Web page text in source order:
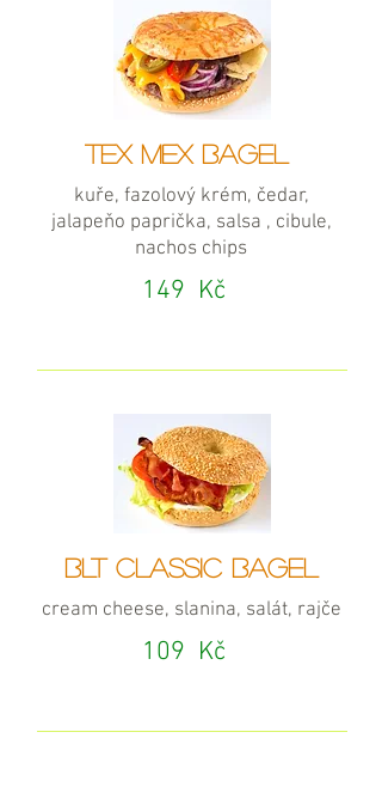
TEX MEX BAGEL
kuře, fazolový krém, čedar,
jalapeňo paprička, salsa , cibule,
nachos chips
149 Kč
BLT CLASSIC BAGEL
cream cheese, slanina, salát, rajče
109 Kč